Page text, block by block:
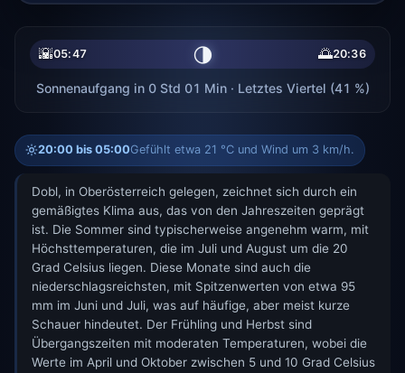
🌇05:47 🌗 🌅20:36
Sonnenaufgang in 0 Std 01 Min · Letztes Viertel (41 %)
20:00 bis 05:00Gefühlt etwa 21 °C und Wind um 3 km/h.
Dobl, in Oberösterreich gelegen, zeichnet sich durch ein
gemäßigtes Klima aus, das von den Jahreszeiten geprägt
ist. Die Sommer sind typischerweise angenehm warm, mit
Höchsttemperaturen, die im Juli und August um die 20
Grad Celsius liegen. Diese Monate sind auch die
niederschlagsreichsten, mit Spitzenwerten von etwa 95
mm im Juni und Juli, was auf häufige, aber meist kurze
Schauer hindeutet. Der Frühling und Herbst sind
Übergangszeiten mit moderaten Temperaturen, wobei die
Werte im April und Oktober zwischen 5 und 10 Grad Celsius